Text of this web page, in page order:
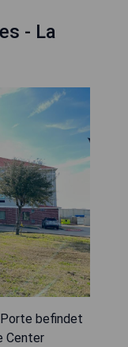
- La
befindet
Center